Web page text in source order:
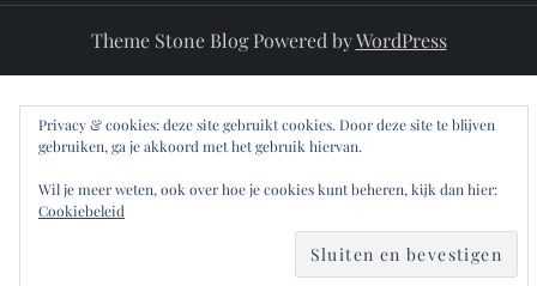
Theme Stone Blog Powered byWordPress
Privacy & cookies: deze site gebruikt cookies. Door deze site te blijven
gebruiken, ga je akkoord met het gebruik hiervan.
Wil je meer weten, ook over hoe je cookies kunt beheren, kijk dan hier:
Cookiebeleid